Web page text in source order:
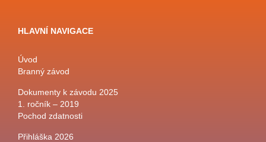
HLAVNÍ NAVIGACE
Úvod
Branný závod
Dokumenty k závodu 2025
1. ročník – 2019
Pochod zdatnosti
Přihláška 2026